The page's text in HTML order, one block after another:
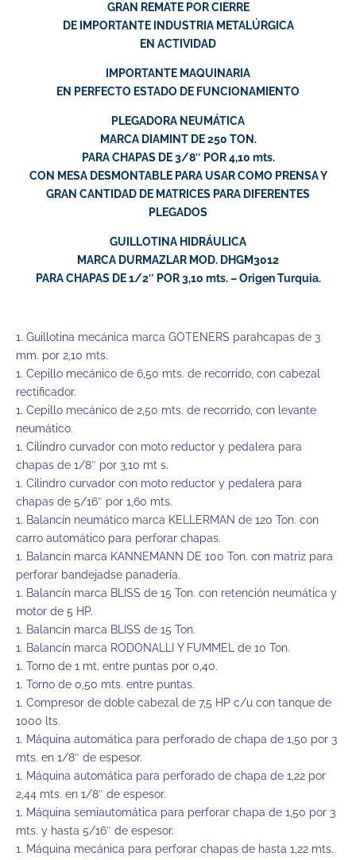
GRAN REMATE POR CIERRE
DE IMPORTANTE INDUSTRIA METALÚRGICA
EN ACTIVIDAD
IMPORTANTE MAQUINARIA
EN PERFECTO ESTADO DE FUNCIONAMIENTO
PLEGADORA NEUMÁTICA
MARCA DIAMINT DE 250 TON.
PARA CHAPAS DE 3/8″ POR 4,10 mts.
CON MESA DESMONTABLE PARA USAR COMO PRENSA Y
GRAN CANTIDAD DE MATRICES PARA DIFERENTES
PLEGADOS
GUILLOTINA HIDRÁULICA
MARCA DURMAZLAR MOD. DHGM3012
PARA CHAPAS DE 1/2″ POR 3,10 mts. – Origen Turquia.
1. Guillotina mecánica marca GOTENERS parahcapas de 3
mm. por 2,10 mts.
1. Cepillo mecánico de 6,50 mts. de recorrido, con cabezal
rectificador.
1. Cepillo mecánico de 2,50 mts. de recorrido, con levante
neumático.
1. Cilindro curvador con moto reductor y pedalera para
chapas de 1/8″ por 3,10 mt s.
1. Cilindro curvador con moto reductor y pedalera para
chapas de 5/16″ por 1,60 mts.
1. Balancín neumático marca KELLERMAN de 120 Ton. con
carro automático para perforar chapas.
1. Balancín marca KANNEMANN DE 100 Ton. con matriz para
perforar bandejadse panadería.
1. Balancín marca BLISS de 15 Ton. con retención neumática y
motor de 5 HP.
1. Balancín marca BLISS de 15 Ton.
1. Balancín marca RODONALLI Y FUMMEL de 10 Ton.
1. Torno de 1 mt. entre puntas por 0,40.
1. Torno de 0,50 mts. entre puntas.
1. Compresor de doble cabezal de 7,5 HP c/u con tanque de
1000 lts.
1. Máquina automática para perforado de chapa de 1,50 por 3
mts. en 1/8″ de espesor.
1. Máquina automática para perforado de chapa de 1,22 por
2,44 mts. en 1/8″ de espesor.
1. Máquina semiautomática para perforar chapa de 1,50 por 3
mts. y hasta 5/16″ de espesor.
1. Máquina mecánica para perforar chapas de hasta 1,22 mts.